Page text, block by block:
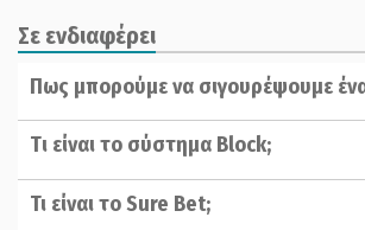
Σε ενδιαφέρει
Πως μπορούμε να σιγουρέψουμε
Tι είναι το σύστημα Block;
Τι είναι το Sure Bet;